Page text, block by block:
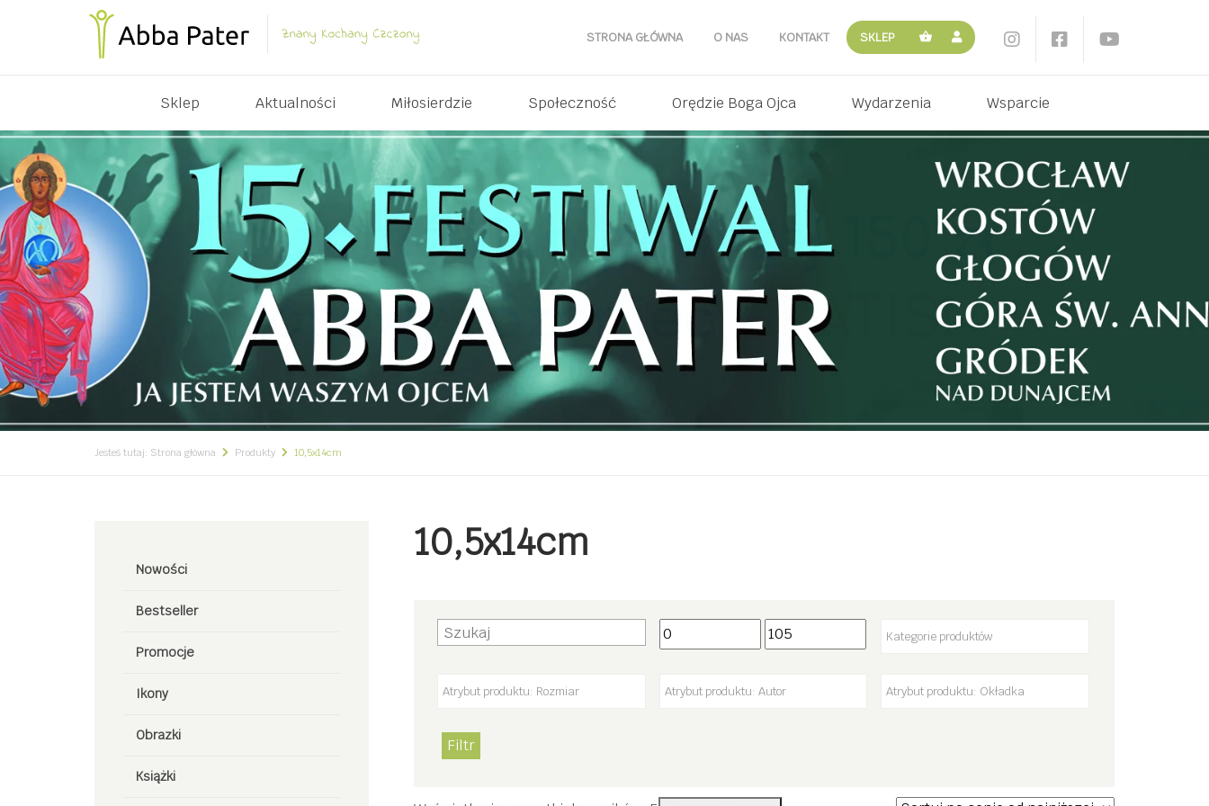
STRONA GŁÓWNA O NAS KONTAKT SKLEP
Sklep Aktualności Miłosierdzie Społeczność Orędzie Boga Ojca Wydarzenia Wsparcie
Jesteś tutaj: Strona główna Produkty 10,5x14cm
Nowości
Bestseller
Promocje
Ikony
Obrazki
Książki
10,5x14cm
Filtr